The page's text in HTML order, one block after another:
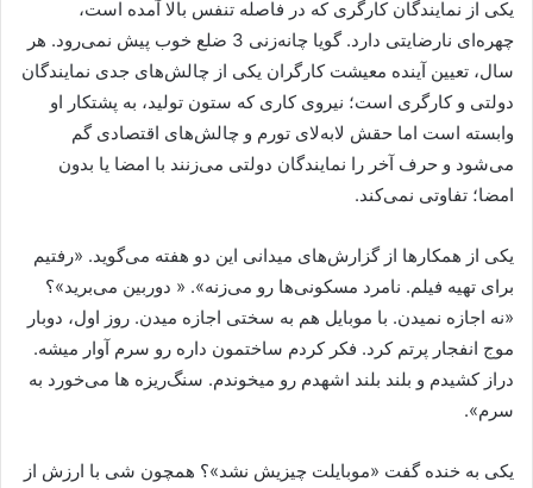
یکی از نمایندگان کارگری که در فاصله تنفس بالا آمده است،
چهره‌ای نارضایتی دارد. گویا چانه‌زنی 3 ضلع خوب پیش نمی‌رود. هر
سال، تعیین آینده معیشت کارگران یکی از چالش‌های جدی نمایندگان
دولتی و کارگری است‌؛ نیروی کاری که ستون تولید، به پشتکار او
وابسته است اما حقش لابه‌لای تورم و چالش‌های اقتصادی گم
می‌شود و حرف آخر را نمایندگان دولتی می‌زنند با امضا یا بدون
امضا؛ تفاوتی نمی‌کند.
یکی از همکارها از گزارش‌های میدانی این دو هفته می‌گوید. «رفتیم
برای تهیه فیلم. نامرد مسکونی‌ها رو می‌زنه». « دوربین می‌برید»؟
«نه اجازه نمیدن. با موبایل هم به سختی اجازه میدن. روز اول، دوبار
موج انفجار پرتم کرد. فکر کردم ساختمون داره رو سرم آوار میشه.
دراز کشیدم و بلند بلند اشهدم رو میخوندم. سنگ‌ریزه ها می‌خورد به
سرم».
یکی به خنده گفت «موبایلت چیزیش نشد»؟ همچون شی با ارزش از